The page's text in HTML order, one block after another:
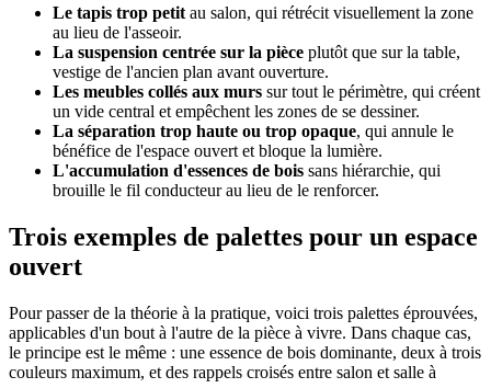
Le tapis trop petit au salon, qui rétrécit visuellement la zone
au lieu de l'asseoir.
La suspension centrée sur la pièce plutôt que sur la table,
vestige de l'ancien plan avant ouverture.
Les meubles collés aux murs sur tout le périmètre, qui créent
un vide central et empêchent les zones de se dessiner.
La séparation trop haute ou trop opaque, qui annule le
bénéfice de l'espace ouvert et bloque la lumière.
L'accumulation d'essences de bois sans hiérarchie, qui
brouille le fil conducteur au lieu de le renforcer.
Trois exemples de palettes pour un espace
ouvert
Pour passer de la théorie à la pratique, voici trois palettes éprouvées,
applicables d'un bout à l'autre de la pièce à vivre. Dans chaque cas,
le principe est le même : une essence de bois dominante, deux à trois
couleurs maximum, et des rappels croisés entre salon et salle à